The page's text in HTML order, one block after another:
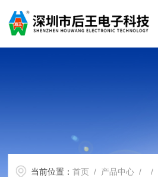
当前位置：首页 / 产品中心 / /